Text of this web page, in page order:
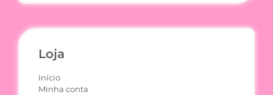
Loja
Início
Minha conta